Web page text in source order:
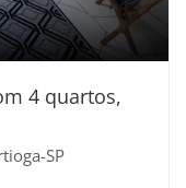
4 quartos,
SP